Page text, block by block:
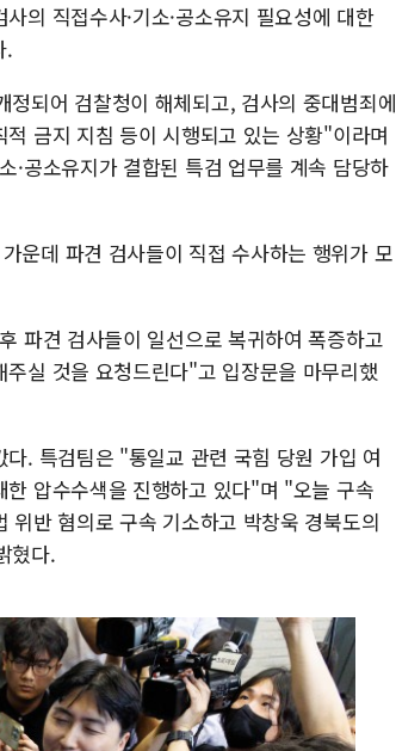
의 직접수사·기소·공소유지 필요성에 대한
.
되어 검찰청이 해체되고, 검사의 중대범죄에
금지 지침 등이 시행되고 있는 상황"이라며
·공소유지가 결합된 특검 업무를 계속 담당하
운데 파견 검사들이 직접 수사하는 행위가 모
파견 검사들이 일선으로 복귀하여 폭증하고
실 것을 요청드린다"고 입장문을 마무리했
. 특검팀은 "통일교 관련 국힘 당원 가입 여
압수수색을 진행하고 있다"며 "오늘 구속
반 혐의로 구속 기소하고 박창욱 경북도의
혔다.